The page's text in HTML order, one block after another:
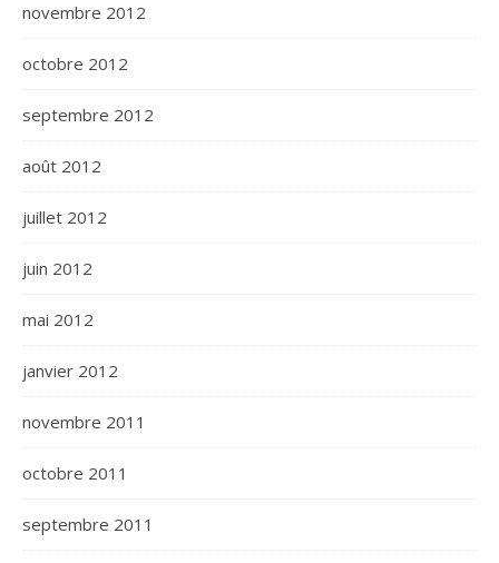
novembre 2012
octobre 2012
septembre 2012
août 2012
juillet 2012
juin 2012
mai 2012
janvier 2012
novembre 2011
octobre 2011
septembre 2011